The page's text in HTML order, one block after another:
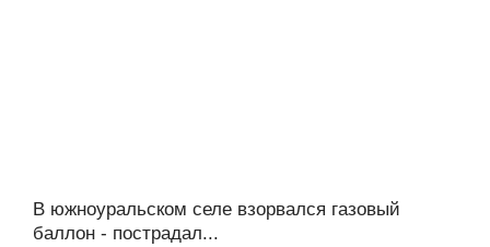
В южноуральском селе взорвался газовый
баллон - пострадал...